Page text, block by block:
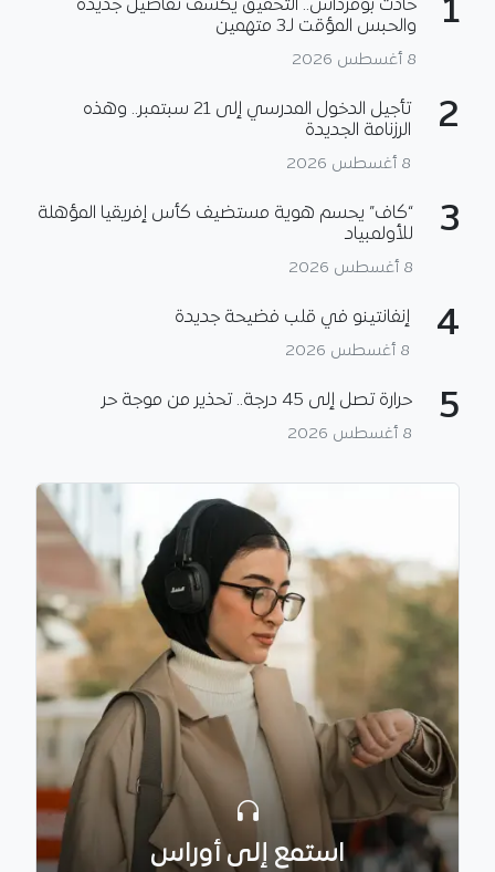
1
حادث بومرداس.. التحقيق يكشف تفاصيل جديدة
والحبس المؤقت لـ3 متهمين
8 أغسطس 2026
2
تأجيل الدخول المدرسي إلى 21 سبتمبر.. وهذه
الرزنامة الجديدة
8 أغسطس 2026
3
“كاف” يحسم هوية مستضيف كأس إفريقيا المؤهلة
للأولمبياد
8 أغسطس 2026
4 إنفانتينو في قلب فضيحة جديدة
8 أغسطس 2026
5 حرارة تصل إلى 45 درجة.. تحذير من موجة حر
8 أغسطس 2026
استمع إلى أوراس